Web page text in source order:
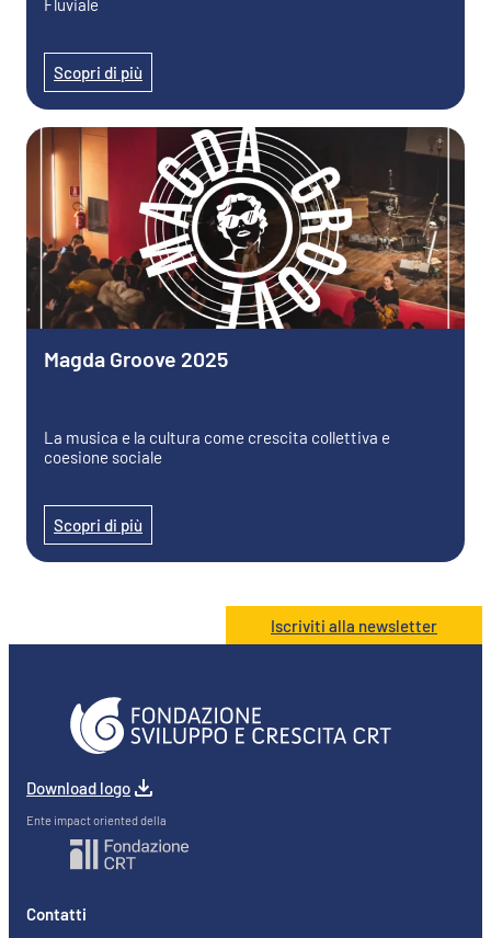
Fluviale
Scopri di più
Magda Groove 2025
La musica e la cultura come crescita collettiva e
coesione sociale
Scopri di più
Iscriviti alla newsletter
Download logo
Ente impact oriented della
Contatti